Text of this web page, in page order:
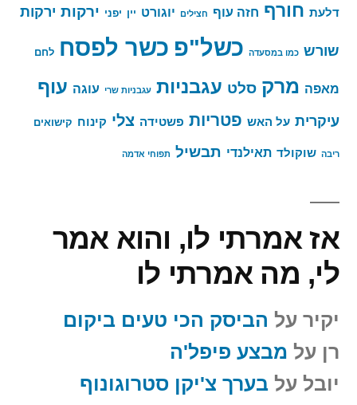
דלעת חורף חזה עוף חצילים יוגורט יין יפני ירקות ירקות
שורש כמו במסעדה כשל"פ כשר לפסח לחם
מאפה מרק סלט עגבניות עגבניות שרי עוגה עוף
עיקרית על האש פטריות פשטידה צלי קינוח קישואים
ריבה שוקולד תאילנדי תבשיל תפוחי אדמה
אז אמרתי לו, והוא אמר
לי, מה אמרתי לו
יקיר על הביסק הכי טעים ביקום
רן על מבצע פיפל'ה
יובל על בערך צ'יקן סטרוגונוף